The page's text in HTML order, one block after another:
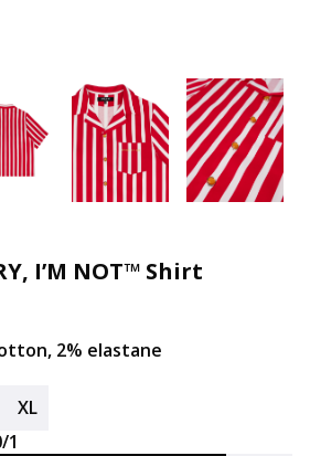
I’M NOT™ Shirt
2% elastane
XL
1